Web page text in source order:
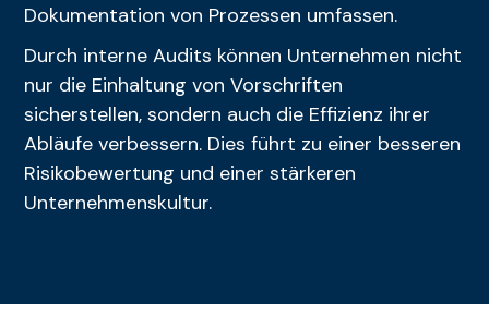
Dokumentation von Prozessen umfassen.
Durch interne Audits können Unternehmen nicht
nur die Einhaltung von Vorschriften
sicherstellen, sondern auch die Effizienz ihrer
Abläufe verbessern. Dies führt zu einer besseren
Risikobewertung und einer stärkeren
Unternehmenskultur.